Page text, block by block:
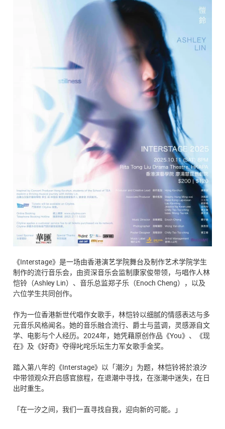
《Interstage》是一场由香港演艺学院舞台及制作艺术学院学生
制作的流行音乐会，由资深音乐会监制康家俊带领，与唱作人林
恺铃（Ashley Lin）、音乐总监郑子乐（Enoch Cheng），以及
六位学生共同创作。
作为一位香港新世代唱作女歌手，林恺铃以细腻的情感表达与多
元音乐风格闻名。她的音乐融合流行、爵士与蓝调，灵感源自文
学、电影与个人经历。2024年，她凭藉原创作品《You》、《现
在》及《好奇》夺得叱咤乐坛生力军女歌手金奖。
踏入第八年的《Interstage》以「潮汐」为题，林恺铃将於浪汐
中带领观众开启感官旅程，在退潮中寻找，在涨潮中迷失，在日
出时重生。
「在一汐之间，我们一直寻找自我，迎向新的可能。」